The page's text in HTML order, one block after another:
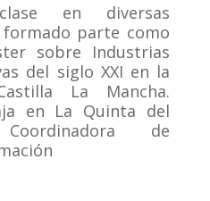
en diversas
parte como
sobre Industrias
del siglo XXI en la
La Mancha.
en La Quinta del
de